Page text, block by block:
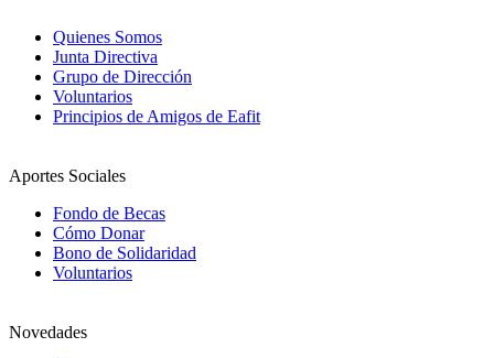
Quienes Somos
Junta Directiva
Grupo de Dirección
Voluntarios
Principios de Amigos de Eafit
Aportes Sociales
Fondo de Becas
Cómo Donar
Bono de Solidaridad
Voluntarios
Novedades